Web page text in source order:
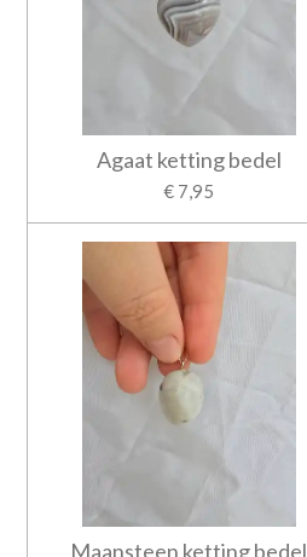
Agaat ketting bedel
€ 7,95
Maansteen ketting bedel